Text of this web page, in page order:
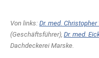
Von links: Dr. med.
(Geschäftsführer), Dr. med.
Dachdeckerei Marske.